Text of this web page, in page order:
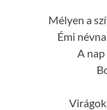
Mélyen a
Émi
A
Virágok